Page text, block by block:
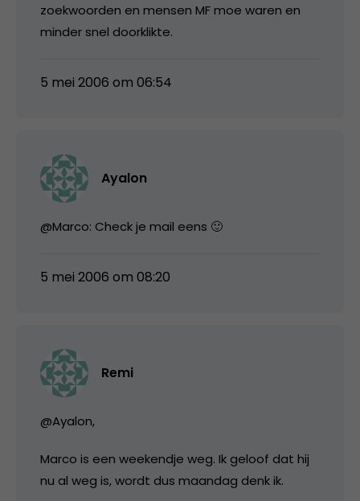
zoekwoorden en mensen MF moe waren en
minder snel doorklikte.
5 mei 2006 om 06:54
Ayalon
@Marco: Check je mail eens 🙂
5 mei 2006 om 08:20
Remi
@Ayalon,
Marco is een weekendje weg. Ik geloof dat hij
nu al weg is, wordt dus maandag denk ik.